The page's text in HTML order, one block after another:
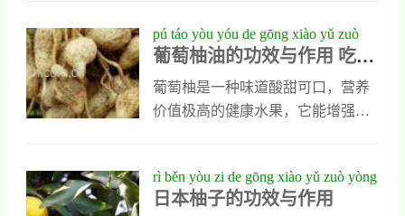
开，剥离果皮和白色海绵层（避免
疮，在民间，就用柚子皮来治疗冻
疮。使用方法是把柚子皮晒干以后
煮水，经过浓缩以后，把很浓稠的
柚子皮水敷到冻疮处。注意不能温
2、柚子皮
处，可以排毒，也能润肺更能减
肥，下面是我对柚子皮泡水喝功效
与作用的具体介绍，想了解的朋友
可以认真看一看。柚子皮泡水喝的
能预防脑中风，因为柚子皮中含有
一些天然的柚皮甙，这种物质可以
pú táo yòu yóu de gōng xiào yǔ zuò
yòng chī pú táo yòu yóu de hǎo chù
葡萄柚油的功效与作用 吃葡
萄柚油的好处
葡萄柚是一种味道酸甜可口，营养
价值极高的健康水果，它能增强人
用来提纯精油，用它制成的葡萄柚
油味道清新，略带甜味，是一种既
rì běn yòu zi de gōng xiào yǔ zuò yòng
日本柚子的功效与作用